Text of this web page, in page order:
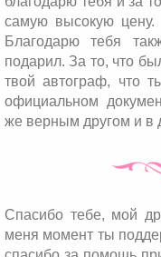
самую высокую
Благодарю тебя
подарил. За то, что
твой автограф, что
официальном
же верным другом и в
Спасибо тебе, мой
меня момент ты